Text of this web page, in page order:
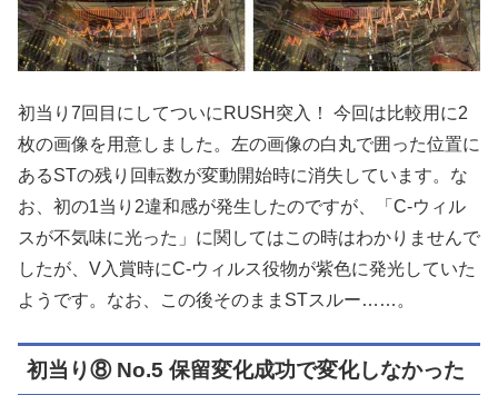
初当り7回目にしてついにRUSH突入！ 今回は比較用に2
枚の画像を用意しました。左の画像の白丸で囲った位置に
あるSTの残り回転数が変動開始時に消失しています。な
お、初の1当り2違和感が発生したのですが、「C-ウィル
スが不気味に光った」に関してはこの時はわかりませんで
したが、V入賞時にC-ウィルス役物が紫色に発光していた
ようです。なお、この後そのままSTスルー……。
初当り⑧ No.5 保留変化成功で変化しなかった